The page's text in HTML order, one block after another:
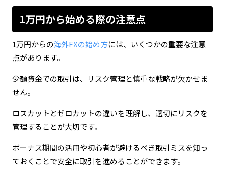
1万円から始める際の注意点
1万円からの海外FXの始め方には、いくつかの重要な注意
点があります。
少額資金での取引は、リスク管理と慎重な戦略が欠かせま
せん。
ロスカットとゼロカットの違いを理解し、適切にリスクを
管理することが大切です。
ボーナス期間の活用や初心者が避けるべき取引ミスを知っ
ておくことで安全に取引を進めることができます。